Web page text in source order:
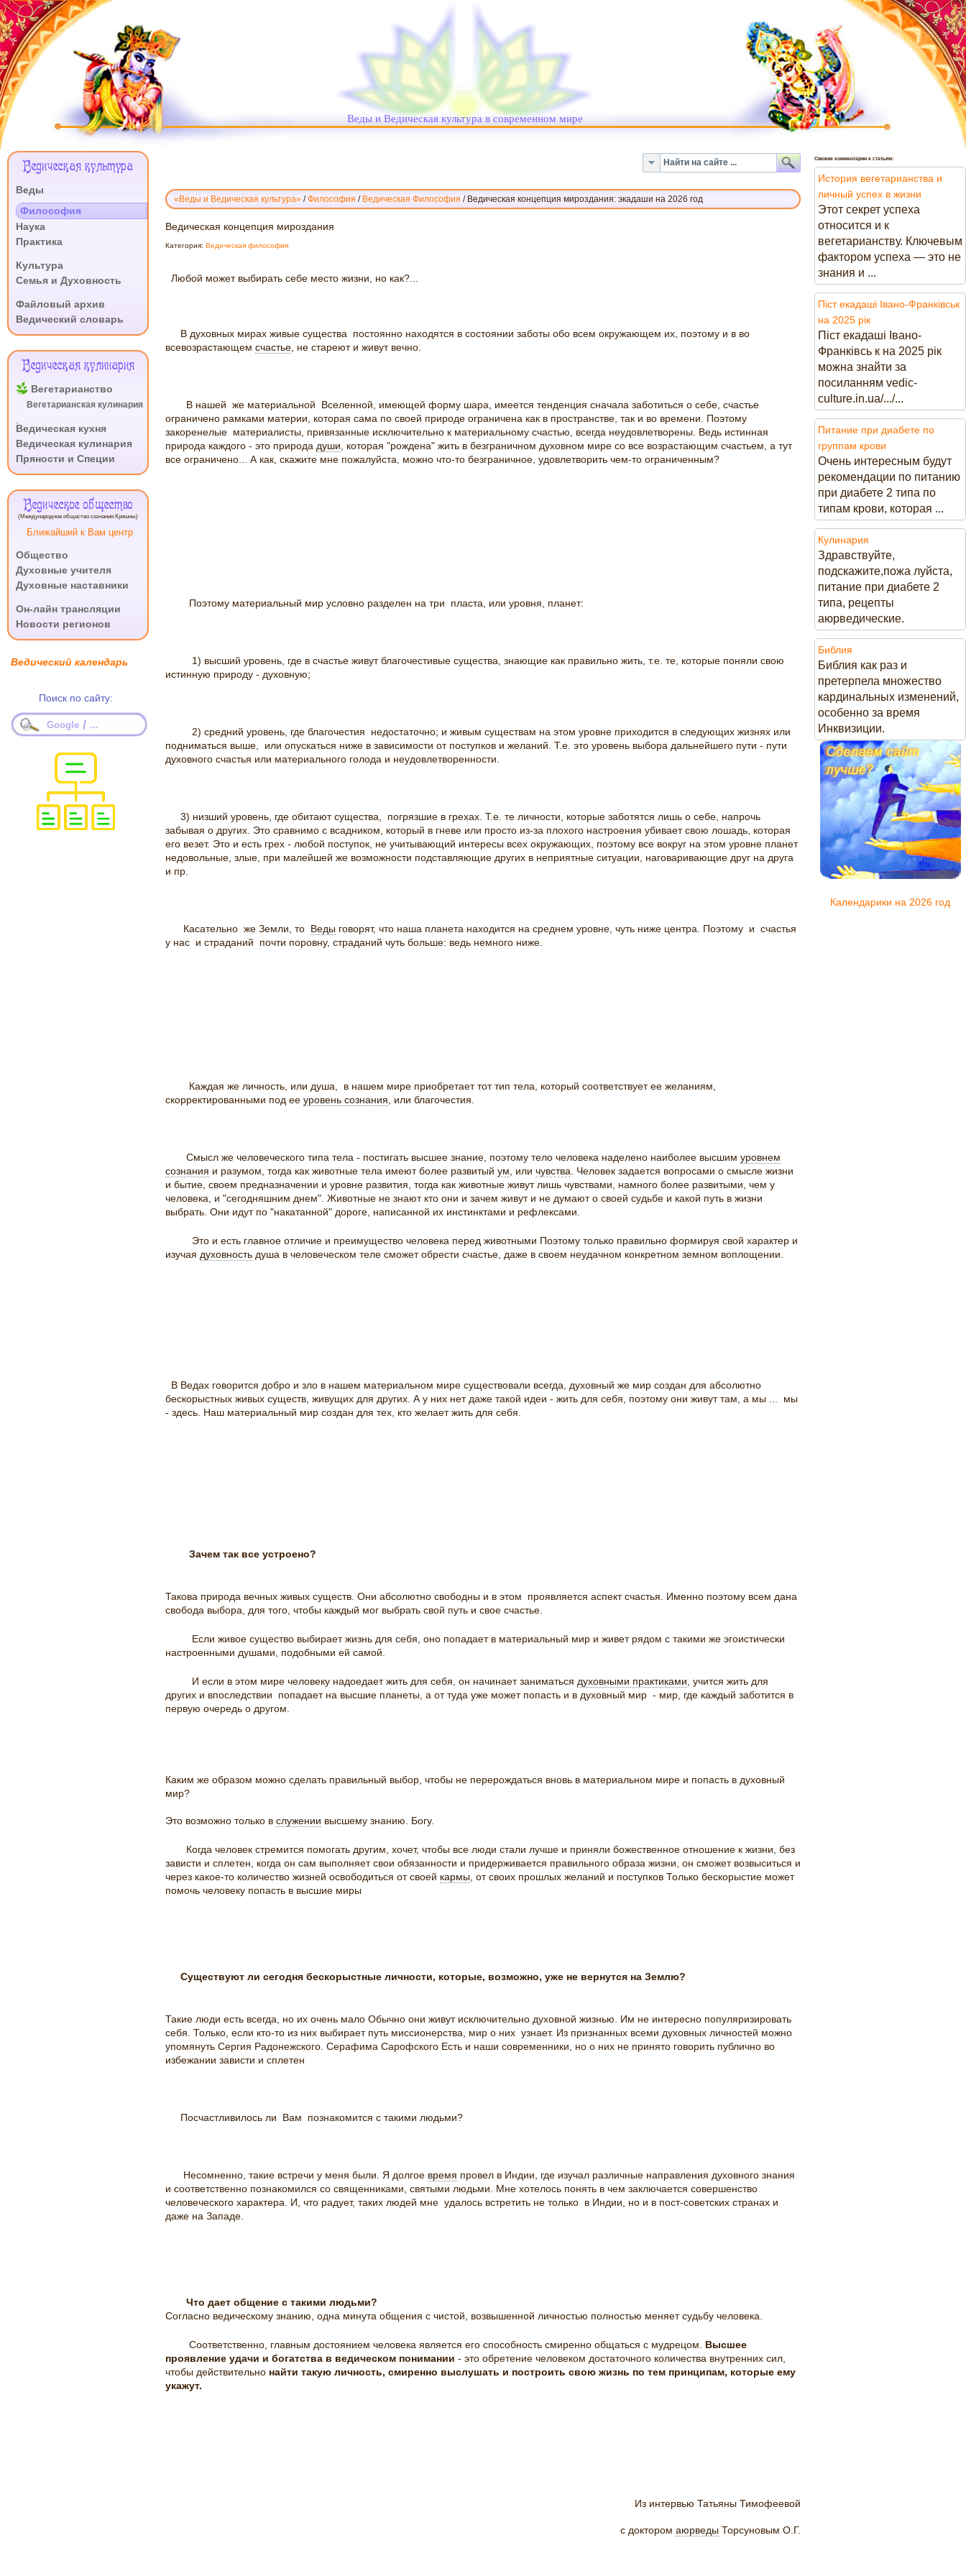
Веды и Ведическая культура в современном мире
«Веды и Ведическая культура» /Философия / Ведическая Философия / Ведическая концепция мироздания: экадаши на 2026 год
ВЕДИЧЕСКАЯ
КОНЦЕПЦИЯ
Ведическая концепция мироздания
Категория: Ведическая философия
Любой может выбирать себе место жизни, но как?...
В духовных мирах живые существа постоянно находятся в состоянии заботы обо всем окружающем их, поэтому и в во
всевозрастающем счастье , не стареют и живут вечно.
В нашей же материальной Вселенной, имеющей форму шара, имеется тенденция сначала заботиться о себе, счастье
ограничено рамками материи, которая сама по своей природе ограничена как в пространстве, так и во времени. Поэтому
закоренелые материалисты, привязанные исключительно к материальному счастью, всегда неудовлетворены. Ведь истинная
природа каждого - это природа души , которая "рождена" жить в безграничном духовном мире со все возрастающим счастьем, а тут
все ограничено... А как, скажите мне пожалуйста, можно что-то безграничное, удовлетворить чем-то ограниченным?
Поэтому материальный мир условно разделен на три пласта, или уровня, планет:
1) высший уровень, где в счастье живут благочестивые существа, знающие как правильно жить, т.е. те, которые поняли свою
истинную природу - духовную;
2) средний уровень, где благочестия недостаточно; и живым существам на этом уровне приходится в следующих жизнях или
подниматься выше, или опускаться ниже в зависимости от поступков и желаний. Т.е. это уровень выбора дальнейшего пути - пути
духовного счастья или материального голода и неудовлетворенности.
3) низший уровень, где обитают существа, погрязшие в грехах. Т.е. те личности, которые заботятся лишь о себе, напрочь
забывая о других. Это сравнимо с всадником, который в гневе или просто из-за плохого настроения убивает свою лошадь, которая
его везет. Это и есть грех - любой поступок, не учитывающий интересы всех окружающих, поэтому все вокруг на этом уровне планет
недовольные, злые, при малейшей же возможности подставляющие других в неприятные ситуации, наговаривающие друг на друга
и пр.
Касательно же Земли, то Веды говорят, что наша планета находится на среднем уровне, чуть ниже центра. Поэтому и счастья
у нас и страданий почти поровну, страданий чуть больше: ведь немного ниже.
Каждая же личность, или душа, в нашем мире приобретает тот тип тела, который соответствует ее желаниям,
скорректированными под ее уровень сознания , или благочестия.
Смысл же человеческого типа тела - постигать высшее знание, поэтому тело человека наделено наиболее высшим уровнем
сознания и разумом, тогда как животные тела имеют более развитый ум , или чувства . Человек задается вопросами о смысле жизни
и бытие, своем предназначении и уровне развития, тогда как животные живут лишь чувствами, намного более развитыми, чем у
человека, и "сегодняшним днем". Животные не знают кто они и зачем живут и не думают о своей судьбе и какой путь в жизни
выбрать. Они идут по "накатанной" дороге, написанной их инстинктами и рефлексами.
Это и есть главное отличие и преимущество человека перед животными Поэтому только правильно формируя свой характер и
изучая духовность душа в человеческом теле сможет обрести счастье, даже в своем неудачном конкретном земном воплощении.
В Ведах говорится добро и зло в нашем материальном мире существовали всегда, духовный же мир создан для абсолютно
бескорыстных живых существ, живущих для других. А у них нет даже такой идеи - жить для себя, поэтому они живут там, а мы ... мы
- здесь. Наш материальный мир создан для тех, кто желает жить для себя.
Зачем так все устроено?
Такова природа вечных живых существ. Они абсолютно свободны и в этом проявляется аспект счастья. Именно поэтому всем дана
свобода выбора, для того, чтобы каждый мог выбрать свой путь и свое счастье.
Если живое существо выбирает жизнь для себя, оно попадает в материальный мир и живет рядом с такими же эгоистически
настроенными душами, подобными ей самой.
И если в этом мире человеку надоедает жить для себя, он начинает заниматься духовными практиками , учится жить для
других и впоследствии попадает на высшие планеты, а от туда уже может попасть и в духовный мир - мир, где каждый заботится в
первую очередь о другом.
Каким же образом можно сделать правильный выбор, чтобы не перерождаться вновь в материальном мире и попасть в духовный
мир?
Это возможно только в служении высшему знанию. Богу.
Когда человек стремится помогать другим, хочет, чтобы все люди стали лучше и приняли божественное отношение к жизни, без
зависти и сплетен, когда он сам выполняет свои обязанности и придерживается правильного образа жизни, он сможет возвыситься и
через какое-то количество жизней освободиться от своей кармы , от своих прошлых желаний и поступков Только бескорыстие может
помочь человеку попасть в высшие миры
Существуют ли сегодня бескорыстные личности, которые, возможно, уже не вернутся на Землю?
Такие люди есть всегда, но их очень мало Обычно они живут исключительно духовной жизнью. Им не интересно популяризировать
себя. Только, если кто-то из них выбирает путь миссионерства, мир о них узнает. Из признанных всеми духовных личностей можно
упомянуть Сергия Радонежского. Серафима Сарофского Есть и наши современники, но о них не принято говорить публично во
избежании зависти и сплетен
Посчастливилось ли Вам познакомится с такими людьми?
Несомненно, такие встречи у меня были. Я долгое время провел в Индии, где изучал различные направления духовного знания
и соответственно познакомился со священниками, святыми людьми. Мне хотелось понять в чем заключается совершенство
человеческого характера. И, что радует, таких людей мне удалось встретить не только в Индии, но и в пост-советских странах и
даже на Западе.
Что дает общение с такими людьми?
Согласно ведическому знанию, одна минута общения с чистой, возвышенной личностью полностью меняет судьбу человека.
Соответственно, главным достоянием человека является его способность смиренно общаться с мудрецом. Высшее
проявление удачи и богатства в ведическом понимании - это обретение человеком достаточного количества внутренних сил,
чтобы действительно найти такую личность, смиренно выслушать и построить свою жизнь по тем принципам, которые ему
укажут.
Из интервью Татьяны Тимофеевой
с доктором аюрведы Торсуновым О.Г.
Меню
Ведическая культура
Веды
.
Философия
Наука
Практика
Культура
Семья и Духовность
Файловый архив
Ведический словарь
Ведическая кулинария
Вегетарианство
Вегетарианская кулинария
Ведическая кухня
Ведическая кулинария
Пряности и Специи
Ведическое общество
(Международное общество сознания Кришны)
Ближайший к Вам центр
Общество
Духовные учителя
Духовные наставники
Он-лайн трансляции
Новости регионов
Ведический календарь
Поиск по сайту:
Google / ...
Свежие комментарии к статьям:
История вегетарианства и
личный успех в жизни
Этот секрет успеха
относится и к
вегетарианству. Ключевым
фактором успеха — это не
знания и ...
Піст екадаші Івано-Франківськ
на 2025 рік
Піст екадаші Івано-
Франківсь к на 2025 рік
можна знайти за
посиланням vedic-
culture.in.ua/.../...
Питание при диабете по
группам крови
Очень интересным будут
рекомендации по питанию
при диабете 2 типа по
типам крови, которая ...
Кулинария
Здравствуйте,
подскажите,пожа луйста,
питание при диабете 2
типа, рецепты
аюрведические.
Библия
Библия как раз и
претерпела множество
кардинальных изменений,
особенно за время
Инквизиции.
Календарики на 2026 год